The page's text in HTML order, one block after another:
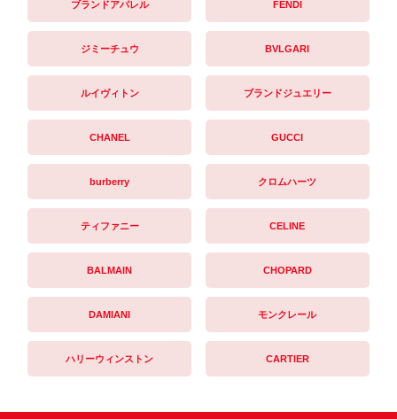
ブランドアパレル FENDI
ジミーチュウ BVLGARI
ルイヴィトン ブランドジュエリー
CHANEL GUCCI
burberry クロムハーツ
ティファニー CELINE
BALMAIN CHOPARD
DAMIANI モンクレール
ハリーウィンストン CARTIER